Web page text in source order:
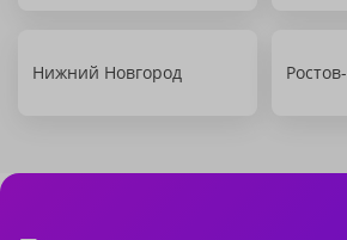
Нижний Новгород